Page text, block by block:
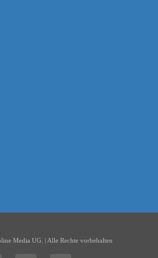
Media UG. | Alle Rechte vorbehalten